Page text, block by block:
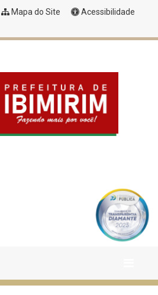
Mapa do Site
Acessibilidade